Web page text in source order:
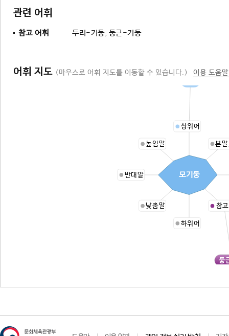
관련 어휘
참고 어휘 두리-기둥, 둥근-기둥
어휘 지도 (마우스로 어휘 지도를 이동할 수 있습니다.) 이용 도움
상위어
본
둥
참
하위어
낮춤말
반대말
높임말
모기둥